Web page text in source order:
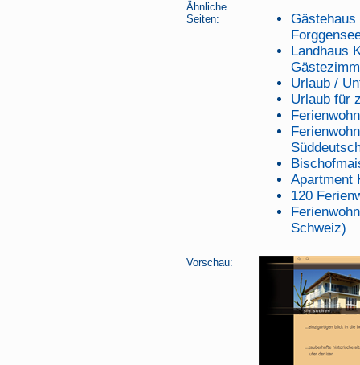
Ähnliche
Seiten:
Gästehaus
Landhaus
Urlaub /
Urlaub für
Apartment
120
Schweiz)
Vorschau: